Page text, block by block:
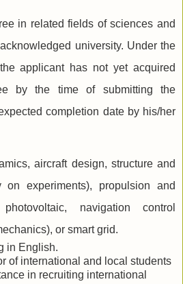
in related fields of sciences and
university. Under the
applicant has not yet acquired
by the time of submitting the
completion date by his/her
aircraft design, structure and
on experiments), propulsion and
navigation control
or smart grid.
in English.
of international and local students
in recruiting international